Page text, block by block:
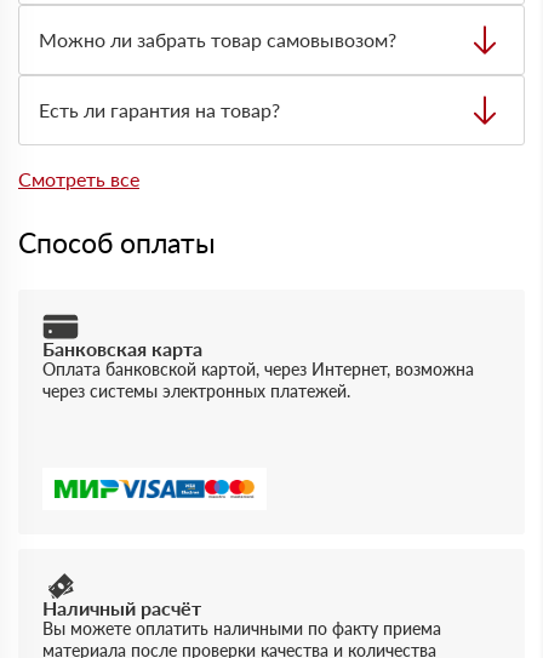
Стоимость и сроки зависят от адреса, объёма заказа,
типа материала и нужной техники для разгрузки.
Можно ли забрать товар самовывозом?
только по предварительно оформленной заявке через
менеджера.
Есть ли гарантия на товар?
отгрузке можно получить документы, подтверждающие
Смотреть все
Способ оплаты
Банковская карта
Оплата банковской картой, через Интернет, возможна
через системы электронных платежей.
Наличный расчёт
Вы можете оплатить наличными по факту приема
материала после проверки качества и количества